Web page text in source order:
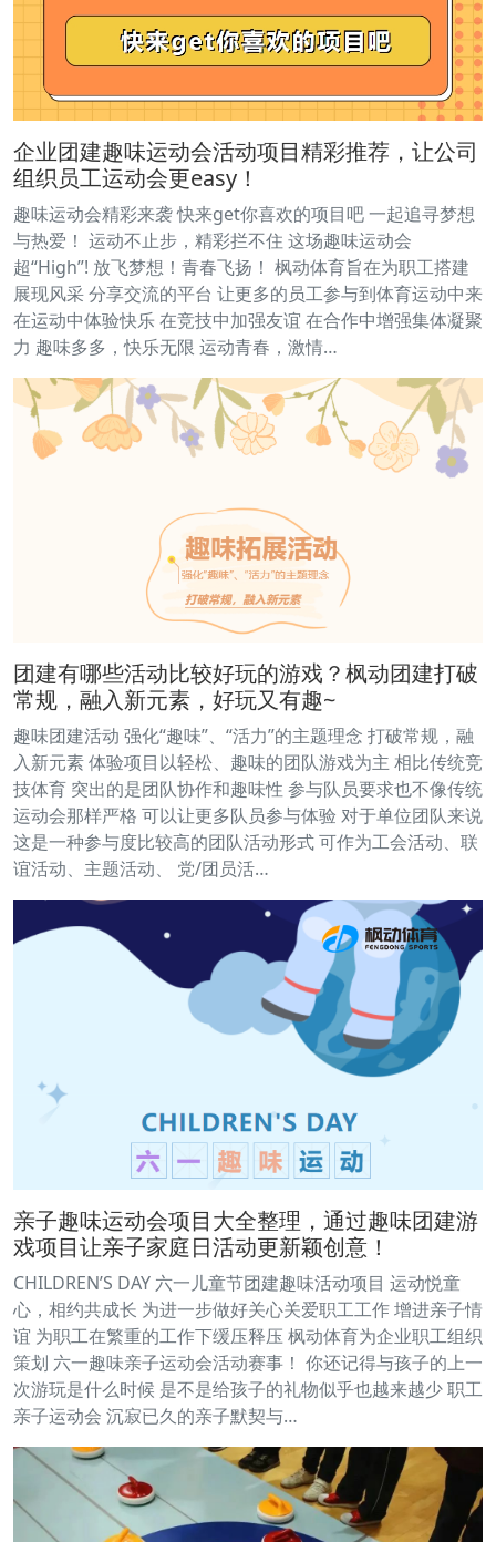
企业团建趣味运动会活动项目精彩推荐，让公司
组织员工运动会更easy！
趣味运动会精彩来袭 快来get你喜欢的项目吧 一起追寻梦想
与热爱！ 运动不止步，精彩拦不住 这场趣味运动会
超“High”! 放飞梦想！青春飞扬！ 枫动体育旨在为职工搭建
展现风采 分享交流的平台 让更多的员工参与到体育运动中来
在运动中体验快乐 在竞技中加强友谊 在合作中增强集体凝聚
力 趣味多多，快乐无限 运动青春，激情…
团建有哪些活动比较好玩的游戏？枫动团建打破
常规，融入新元素，好玩又有趣~
趣味团建活动 强化“趣味”、“活力”的主题理念 打破常规，融
入新元素 体验项目以轻松、趣味的团队游戏为主 相比传统竞
技体育 突出的是团队协作和趣味性 参与队员要求也不像传统
运动会那样严格 可以让更多队员参与体验 对于单位团队来说
这是一种参与度比较高的团队活动形式 可作为工会活动、联
谊活动、主题活动、 党/团员活…
亲子趣味运动会项目大全整理，通过趣味团建游
戏项目让亲子家庭日活动更新颖创意！
CHILDREN’S DAY 六一儿童节团建趣味活动项目 运动悦童
心，相约共成长 为进一步做好关心关爱职工工作 增进亲子情
谊 为职工在繁重的工作下缓压释压 枫动体育为企业职工组织
策划 六一趣味亲子运动会活动赛事！ 你还记得与孩子的上一
次游玩是什么时候 是不是给孩子的礼物似乎也越来越少 职工
亲子运动会 沉寂已久的亲子默契与…